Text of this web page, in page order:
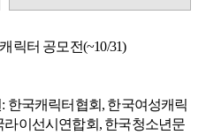
릭터 공모전(~10/31)
한국캐릭터협회 , 한국여성캐릭
라이선시연합회 , 한국청소년문